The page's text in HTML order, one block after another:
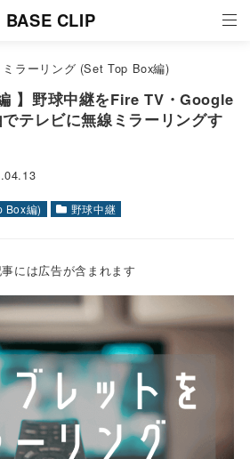
BASE CLIP
ミラーリング (Set Top Box編)
】野球中継をFire TV・Google
テレビに無線ミラーリングす
Box編) 野球中継
事には広告が含まれます